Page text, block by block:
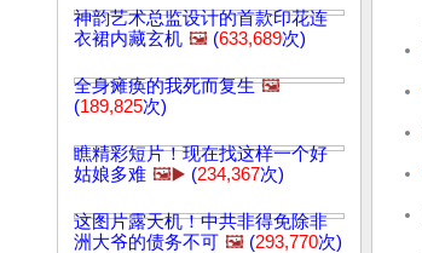
神韵艺术总监设计的首款印花连
衣裙内藏玄机 🖼️ (633,689次)
全身瘫痪的我死而复生 🖼️
(189,825次)
瞧精彩短片！现在找这样一个好
姑娘多难 🖼️▶️ (234,367次)
这图片露天机！中共非得免除非
洲大爷的债务不可 🖼️ (293,770次)